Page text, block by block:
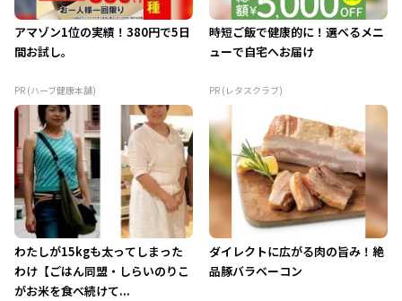
アマゾン1位の実績！380円で5日
間お試し。
PR (ハーブ健康本舗)
時短ご飯で健康的に！選べるメニ
ューで自宅へお届け
PR (レタスクラブ)
わたしが15kgも太ってしまった
わけ【ごはん同盟・しらいのりこ
がお米を食べ続けて...
ダイレクトに広がる肉の旨み！絶
品豚バラベーコン